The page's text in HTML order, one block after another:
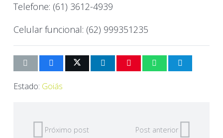
Telefone: (61) 3612-4939
Celular funcional: (62) 999351235
Estado: Goiás
Próximo post Post anterior